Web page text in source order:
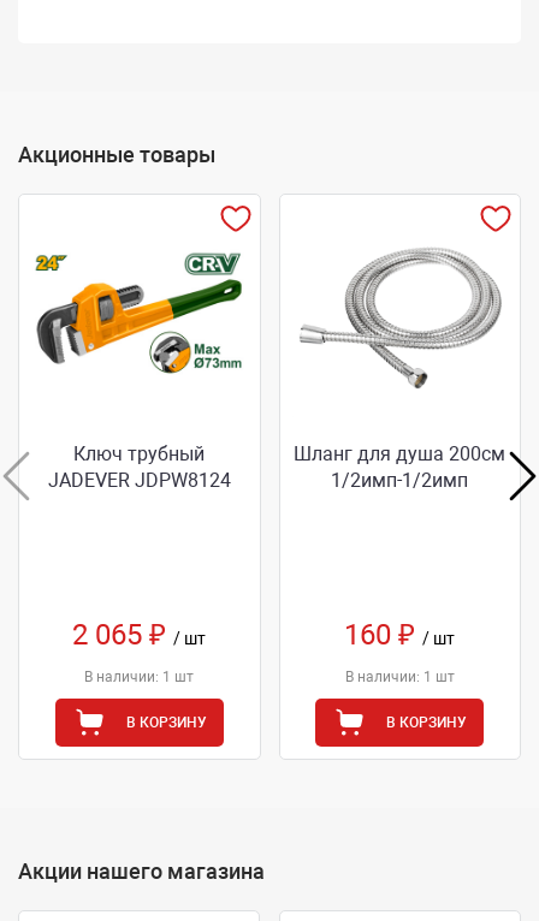
Акционные товары
Ключ трубный
JADEVER JDPW8124
2 065 ₽/ шт
В наличии: 1 шт
В КОРЗИНУ
Шланг для душа 200см
1/2имп-1/2имп
160 ₽/ шт
В наличии: 1 шт
В КОРЗИНУ
Акции нашего магазина